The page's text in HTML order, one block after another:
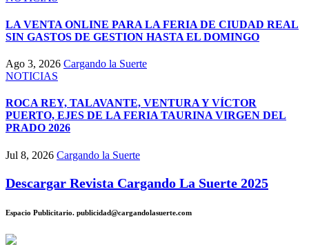
LA VENTA ONLINE PARA LA FERIA DE CIUDAD REAL
SIN GASTOS DE GESTION HASTA EL DOMINGO
Ago 3, 2026 Cargando la Suerte
NOTICIAS
ROCA REY, TALAVANTE, VENTURA Y VÍCTOR
PUERTO, EJES DE LA FERIA TAURINA VIRGEN DEL
PRADO 2026
Jul 8, 2026 Cargando la Suerte
Descargar Revista Cargando La Suerte 2025
Espacio Publicitario. publicidad@cargandolasuerte.com